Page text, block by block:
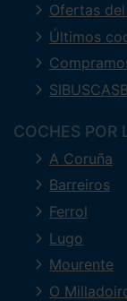
Ofertas
Últimos
COCHES POR
A Coruña
Barreiros
Ferrol
Lugo
Mourente
O